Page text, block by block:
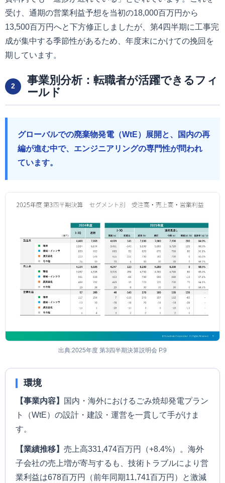
受け、通期の営業利益予想を当初の18,000百万円から
13,500百万円へと下方修正しましたが、第4四半期に工事完
成が集中する季節性があるため、年度末にかけての挽回を
期しています。
2
事業別分析：転職者が活躍できるフィ
ールド
グローバルでの廃棄物発電（WtE）展開と、国内の再
編が進む中で、エンジニアリングの専門性が問われ
ています。
出典:2025年度 第3四半期決算説明会 P.9
環境
【事業内容】
国内・海外におけるごみ焼却発電プラン
ト（WtE）の設計・建設・運営を一貫して手がけま
す。
【業績推移】 売上高331,474百万円（+8.4%）。海外
子会社の売上増が寄与するも、技術トラブルにより営
業利益は678百万円（前年同期11,741百万円）と激減